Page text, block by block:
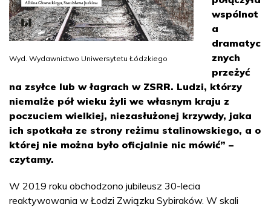
Wyd. Wydawnictwo Uniwersytetu Łódzkiego
wspólnot
a
dramatyc
znych
przeżyć
na zsyłce lub w łagrach w ZSRR. Ludzi, którzy
niemalże pół wieku żyli we własnym kraju z
poczuciem wielkiej, niezasłużonej krzywdy, jaka
ich spotkała ze strony reżimu stalinowskiego, a o
której nie można było oficjalnie nic mówić” –
czytamy.
W 2019 roku obchodzono jubileusz 30-lecia
reaktywowania w Łodzi Związku Sybiraków. W skali